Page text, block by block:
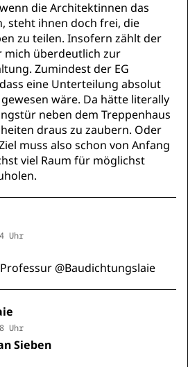
die Architektinnen das
steht ihnen doch frei, die
zu teilen. Insofern zählt der
mich überdeutlich zur
Zumindest der EG
eine Unterteilung absolut
wäre. Da hätte literally
neben dem Treppenhaus
draus zu zaubern. Oder
muss also schon von Anfang
viel Raum für möglichst
Uhr
@Baudichtungslaie
Uhr
Sieben